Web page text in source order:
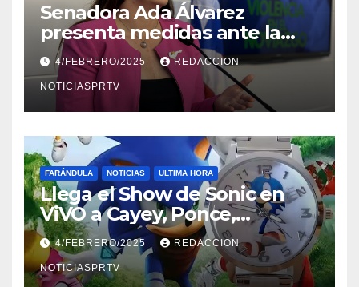
Senadora Ada Álvarez
presenta medidas ante la
violencia en el noviazgo
4/FEBRERO/2025 REDACCION
NOTICIASPRTV
FARÁNDULA NOTICIAS ULTIMA HORA
Llega el Show de Sonic en
ViVO a Cayey, Ponce,
Barceloneta y Humacao,
Relojes gratis para el que
compre ahora….
4/FEBRERO/2025 REDACCION
NOTICIASPRTV